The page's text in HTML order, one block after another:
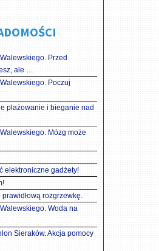
Przed
ale …
Poczuj
plażowanie i bieganie nad
Mózg może
elektroniczne gadżety!
rozgrzewkę.
Woda na
Sieraków. Akcja pomocy